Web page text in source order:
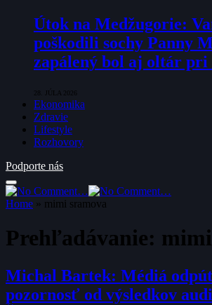
Útok na Medžugorie:
poškodili sochy Panny
zapálený bol aj oltár pri
28. JÚLA 2026
Ekonomika
Zdravie
Lifestyle
Rozhovory
Podporte nás
Home » mimi sramova
Prehľadávanie:
Michal Bartek: Médiá
pozornosť od výsledkov